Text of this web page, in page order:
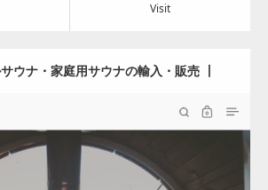
Visit
ウナ・家庭用サウナの輸入・販売 丨
Update: 2024.04.15